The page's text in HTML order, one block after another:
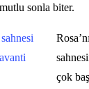
sonla biter.
çok